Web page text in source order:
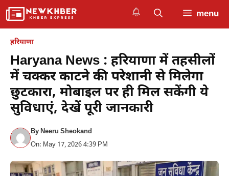
Skip
menu
हरियाणा
Haryana News : हरियाणा में तहसीलों
में चक्कर काटने की परेशानी से मिलेगा
छुटकारा, मोबाइल पर ही मिल सकेंगी ये
सुविधाएं, देखें पूरी जानकारी
ByNeeru Sheokand
On: May 17, 2026 4:39 PM